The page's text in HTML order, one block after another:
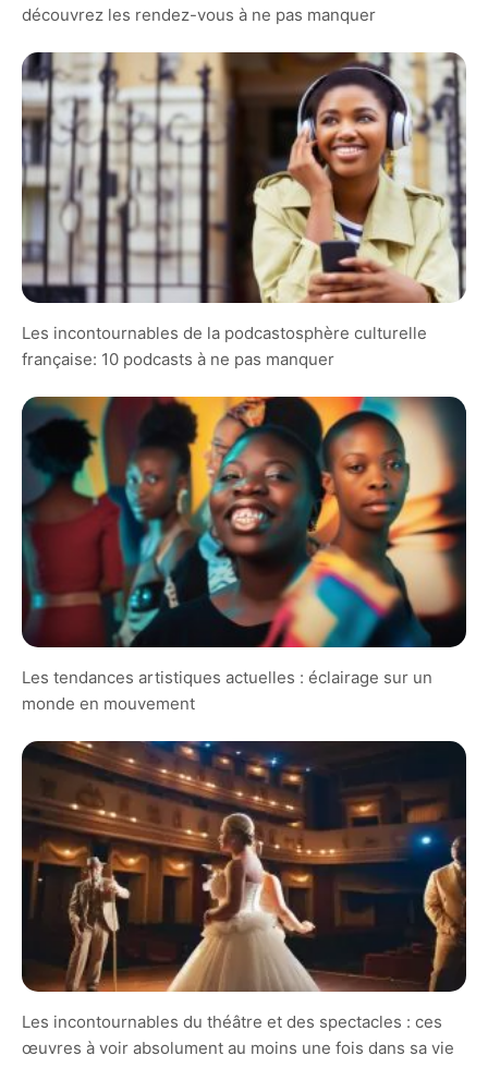
découvrez les rendez-vous à ne pas manquer
Les incontournables de la podcastosphère culturelle
française: 10 podcasts à ne pas manquer
Les tendances artistiques actuelles : éclairage sur un
monde en mouvement
Les incontournables du théâtre et des spectacles : ces
œuvres à voir absolument au moins une fois dans sa vie